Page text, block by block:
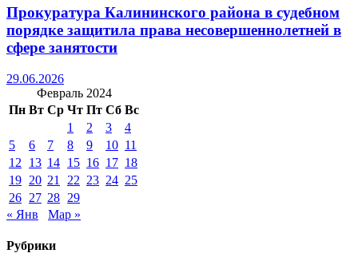
Прокуратура Калининского района в судебном
порядке защитила права несовершеннолетней в
сфере занятости
29.06.2026
Февраль 2024
Пн Вт Ср Чт Пт Сб Вс
1
2 3
4
5
6 7 8 9 10 11
12
13 14 15 16 17 18
19 20 21 22 23 24 25
26 27 28 29
« Янв
Мар »
Рубрики